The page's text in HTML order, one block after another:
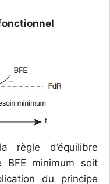
règle d’équilibre
minimum soit
du principe